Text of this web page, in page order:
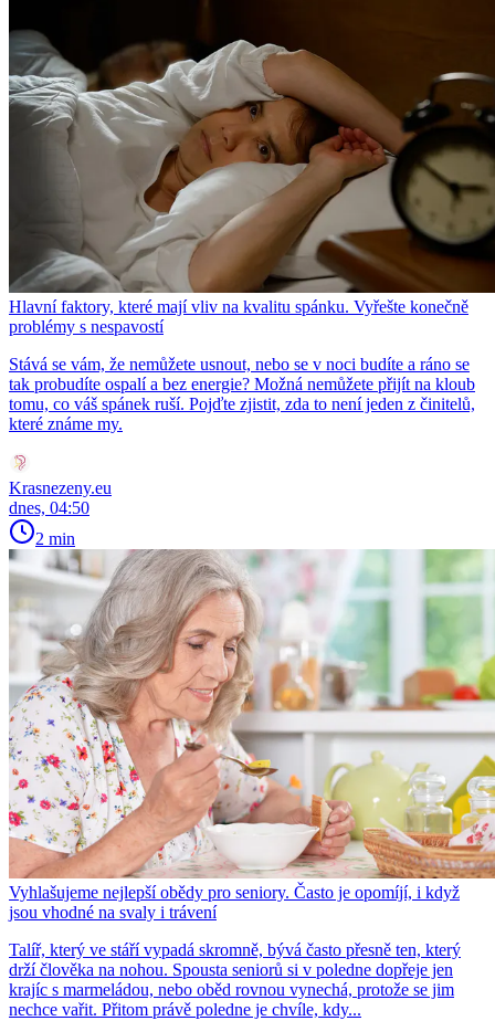
Hlavní faktory, které mají vliv na kvalitu spánku. Vyřešte konečně
problémy s nespavostí
Stává se vám, že nemůžete usnout, nebo se v noci budíte a ráno se
tak probudíte ospalí a bez energie? Možná nemůžete přijít na kloub
tomu, co váš spánek ruší. Pojďte zjistit, zda to není jeden z činitelů,
které známe my.
Krasnezeny.eu
dnes, 04:50
2 min
Vyhlašujeme nejlepší obědy pro seniory. Často je opomíjí, i když
jsou vhodné na svaly i trávení
Talíř, který ve stáří vypadá skromně, bývá často přesně ten, který
drží člověka na nohou. Spousta seniorů si v poledne dopřeje jen
krajíc s marmeládou, nebo oběd rovnou vynechá, protože se jim
nechce vařit. Přitom právě poledne je chvíle, kdy...